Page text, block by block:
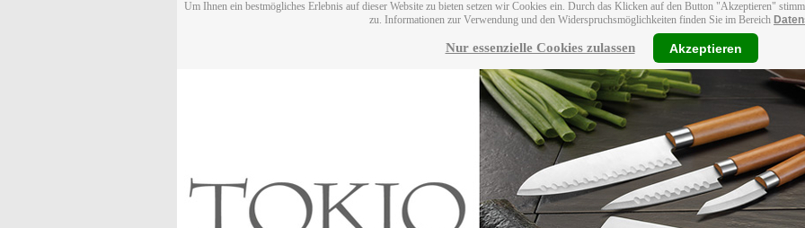
Um Ihnen ein bestmögliches Erlebnis auf dieser Website zu bieten setzen wir Cookies ein. Durch das Klicken auf den Button "Akzeptieren"
zu. Informationen zur Verwendung und den Widerspruchsmöglichkeiten finden Sie im Bereich
Nur essenzielle Cookies zulassen Akzeptieren